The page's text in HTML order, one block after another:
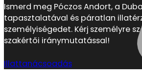
Ismerd meg Póczos Andort, a
tapasztalatával és páratlan
személyiségedet. Kérj személyre
szakértői iránymutatással!
Illattanácsoadás